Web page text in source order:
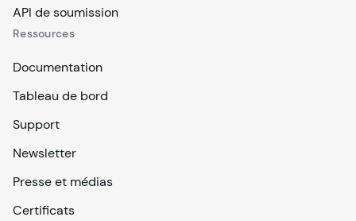
API de soumission
Ressources
Documentation
Tableau de bord
Support
Newsletter
Presse et médias
Certificats